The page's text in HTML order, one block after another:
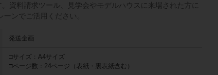
資料請求ツール、見学会やモデルハウスに来場された方に
ンでご活用ください。
発送企画
□サイズ：A4サイズ
□ページ数：24ページ（表紙・裏表紙含む）